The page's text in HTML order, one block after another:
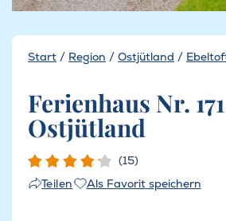
Start / Region / Ostjütland /
Ferienhaus Nr.
Ostjütland
(15)
Teilen
Als Favorit speichern